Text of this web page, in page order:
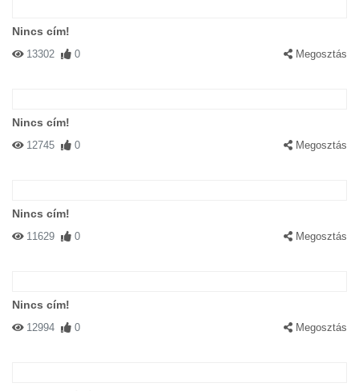
Nincs cím!
13302 0 Megosztás
Nincs cím!
12745 0 Megosztás
Nincs cím!
11629 0 Megosztás
Nincs cím!
12994 0 Megosztás